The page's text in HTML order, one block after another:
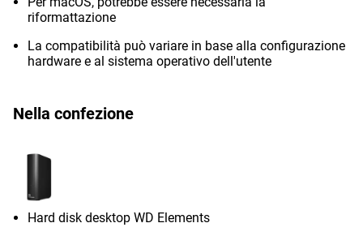
riformattazione
La compatibilità può variare in base alla configurazione
hardware e al sistema operativo dell'utente
Nella confezione
Hard disk desktop WD Elements